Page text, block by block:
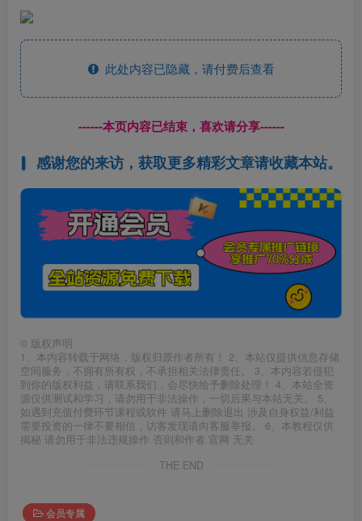
此处内容已隐藏，请付费后查看
------本页内容已结束，喜欢请分享------
感谢您的来访，获取更多精彩文章请收藏本站。
© 版权声明
1、本内容转载于网络，版权归原作者所有！ 2、本站仅提供信息存储
空间服务，不拥有所有权，不承担相关法律责任。 3、本内容若侵犯
到你的版权利益，请联系我们，会尽快给予删除处理！ 4、本站全资
源仅供测试和学习，请勿用于非法操作，一切后果与本站无关。 5、
如遇到充值付费环节课程或软件 请马上删除退出 涉及自身权益/利益
需要投资的一律不要相信，访客发现请向客服举报。 6、本教程仅供
揭秘 请勿用于非法违规操作 否则和作者 官网 无关
THE END
会员专属